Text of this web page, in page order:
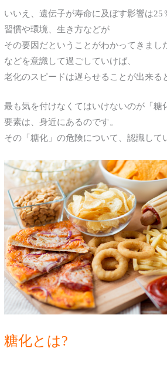
いいえ、遺伝子が寿命に及ぼす影響は25
習慣や環境、生き方などが
その要因だということがわかってきまし
などを意識して過ごしていけば、
老化のスピードは遅らせることが出来る
最も気を付けなくてはいけないのが「糖
要素は、身近にあるのです。
その「糖化」の危険について、認識して
糖化とは?